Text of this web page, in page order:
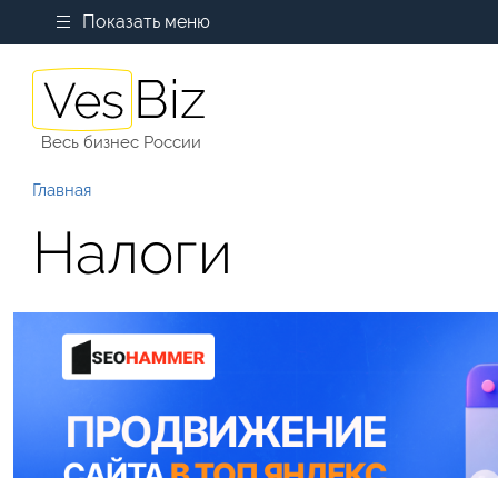
Показать меню
Весь бизнес России
Главная
Налоги